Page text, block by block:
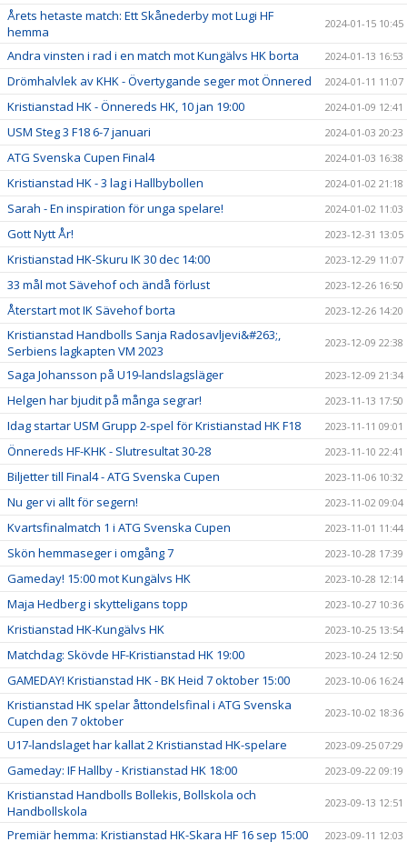
Årets hetaste match: Ett Skånederby mot Lugi HF
hemma
2024-01-15 10:45
Andra vinsten i rad i en match mot Kungälvs HK borta 2024-01-13 16:53
Drömhalvlek av KHK - Övertygande seger mot Önnered 2024-01-11 11:07
Kristianstad HK - Önnereds HK, 10 jan 19:00 2024-01-09 12:41
USM Steg 3 F18 6-7 januari 2024-01-03 20:23
ATG Svenska Cupen Final4 2024-01-03 16:38
Kristianstad HK - 3 lag i Hallbybollen 2024-01-02 21:18
Sarah - En inspiration för unga spelare! 2024-01-02 11:03
Gott Nytt År! 2023-12-31 13:05
Kristianstad HK-Skuru IK 30 dec 14:00 2023-12-29 11:07
33 mål mot Sävehof och ändå förlust 2023-12-26 16:50
Återstart mot IK Sävehof borta 2023-12-26 14:20
Kristianstad Handbolls Sanja Radosavljevi&#263;,
Serbiens lagkapten VM 2023
2023-12-09 22:38
Saga Johansson på U19-landslagsläger 2023-12-09 21:34
Helgen har bjudit på många segrar! 2023-11-13 17:50
Idag startar USM Grupp 2-spel för Kristianstad HK F18 2023-11-11 09:01
Önnereds HF-KHK - Slutresultat 30-28 2023-11-10 22:41
Biljetter till Final4 - ATG Svenska Cupen 2023-11-06 10:32
Nu ger vi allt för segern! 2023-11-02 09:04
Kvartsfinalmatch 1 i ATG Svenska Cupen 2023-11-01 11:44
Skön hemmaseger i omgång 7 2023-10-28 17:39
Gameday! 15:00 mot Kungälvs HK 2023-10-28 12:14
Maja Hedberg i skytteligans topp 2023-10-27 10:36
Kristianstad HK-Kungälvs HK 2023-10-25 13:54
Matchdag: Skövde HF-Kristianstad HK 19:00 2023-10-24 12:50
GAMEDAY! Kristianstad HK - BK Heid 7 oktober 15:00 2023-10-06 16:24
Kristianstad HK spelar åttondelsfinal i ATG Svenska
Cupen den 7 oktober
2023-10-02 18:36
U17-landslaget har kallat 2 Kristianstad HK-spelare 2023-09-25 07:29
Gameday: IF Hallby - Kristianstad HK 18:00 2023-09-22 09:19
Kristianstad Handbolls Bollekis, Bollskola och
Handbollskola
2023-09-13 12:51
Premiär hemma: Kristianstad HK-Skara HF 16 sep 15:00 2023-09-11 12:03